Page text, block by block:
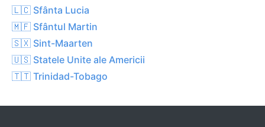
🇱🇨 Sfânta Lucia
🇲🇫 Sfântul Martin
🇸🇽 Sint-Maarten
🇺🇸 Statele Unite ale Americii
🇹🇹 Trinidad-Tobago